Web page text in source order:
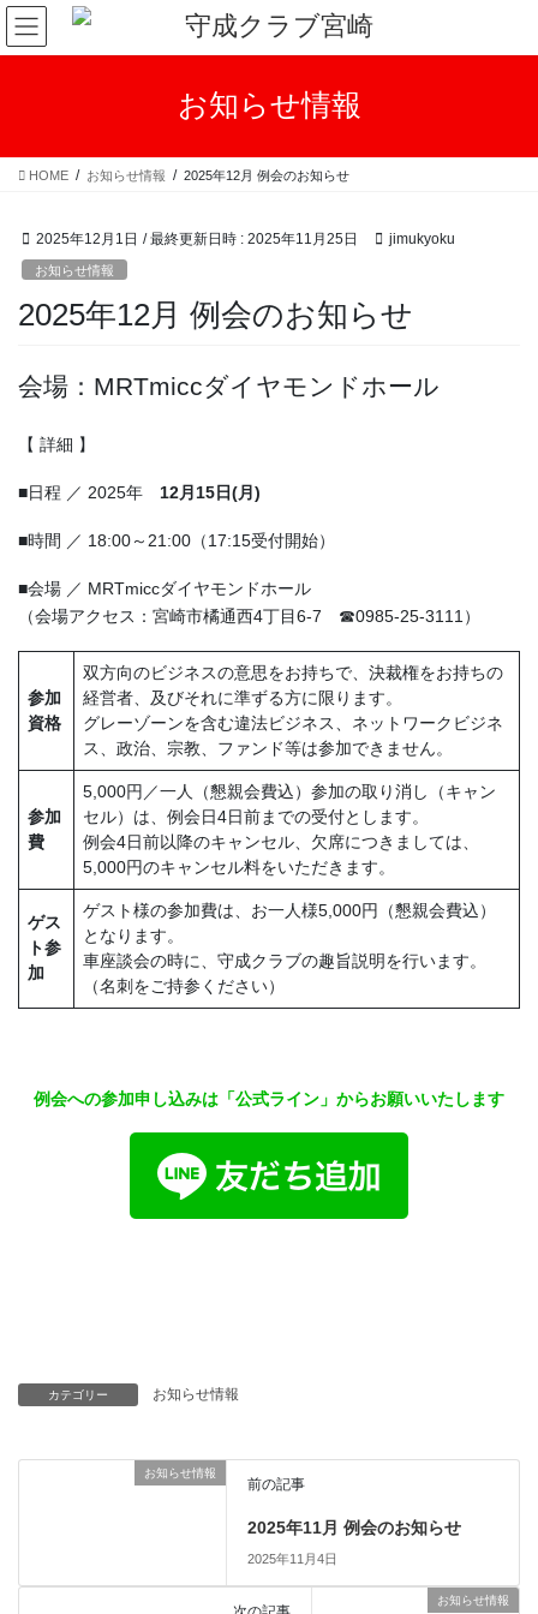
コ
ン
テ
ス
ナ
ビ
ゲ
ン
お知らせ情報
HOME お知らせ情報 2025年12月 例会のお知らせ
2025年12月1日 / 最終更新日時 : 2025年11月25日 jimukyoku
お知らせ情報
2025年12月 例会のお知らせ
会場：MRTmiccダイヤモンドホール
【 詳細 】
■日程 ／ 2025年 12月15日(月)
■時間 ／ 18:00～21:00（17:15受付開始）
■会場 ／ MRTmiccダイヤモンドホール
（会場アクセス：宮崎市橘通西4丁目6-7 ☎0985-25-3111）
参加
資格
双方向のビジネスの意思をお持ちで、決裁権をお持ちの
経営者、及びそれに準ずる方に限ります。
グレーゾーンを含む違法ビジネス、ネットワークビジネ
ス、政治、宗教、ファンド等は参加できません。
参加
費
5,000円／一人（懇親会費込）参加の取り消し（キャン
セル）は、例会日4日前までの受付とします。
例会4日前以降のキャンセル、欠席につきましては、
5,000円のキャンセル料をいただきます。
ゲス
ト参
加
ゲスト様の参加費は、お一人様5,000円（懇親会費込）
となります。
車座談会の時に、守成クラブの趣旨説明を行います。
（名刺をご持参ください）
例会への参加申し込みは「公式ライン」からお願いいたします
カテゴリー お知らせ情報
お知らせ情報
前の記事
2025年11月 例会のお知らせ
2025年11月4日
お知らせ情報